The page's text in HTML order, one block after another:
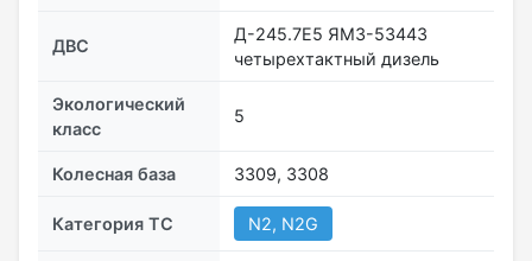
ДВС
Д-245.7Е5 ЯМЗ-53443
четырехтактный дизель
Экологический
класс
5
Колесная база 3309, 3308
Категория ТС N2, N2G